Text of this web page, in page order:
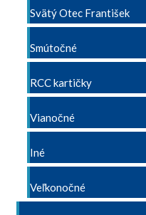
Svätý Otec František
Smútočné
RCC kartičky
Vianočné
Iné
Veľkonočné